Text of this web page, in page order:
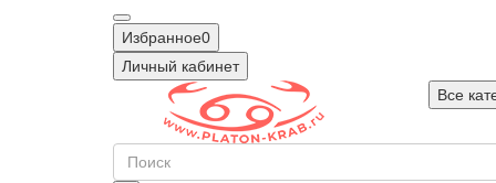
Избранное0
Личный кабинет
Все